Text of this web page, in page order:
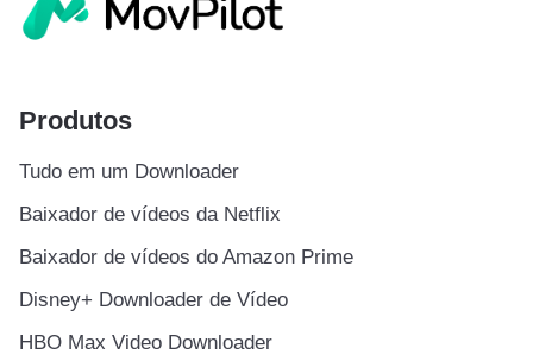
Produtos
Tudo em um Downloader
Baixador de vídeos da Netflix
Baixador de vídeos do Amazon Prime
Disney+ Downloader de Vídeo
HBO Max Video Downloader